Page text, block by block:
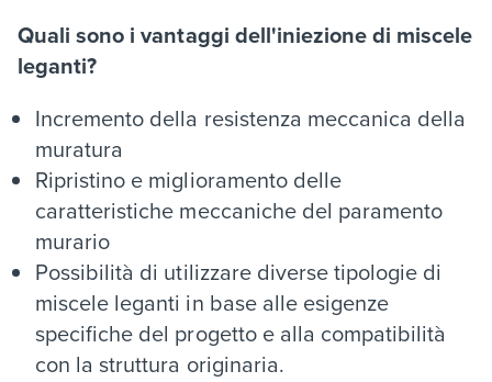
Quali sono i vantaggi dell'iniezione di miscele
leganti?
Incremento della resistenza meccanica della
muratura
Ripristino e miglioramento delle
caratteristiche meccaniche del paramento
murario
Possibilità di utilizzare diverse tipologie di
miscele leganti in base alle esigenze
specifiche del progetto e alla compatibilità
con la struttura originaria.